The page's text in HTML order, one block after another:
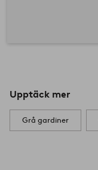
Upptäck mer
Grå gardiner